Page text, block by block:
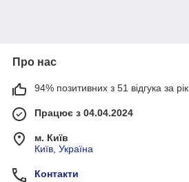
Про нас
94% позитивних з 51 відгука за рік
Працює з 04.04.2024
м. Київ
Київ, Україна
Контакти